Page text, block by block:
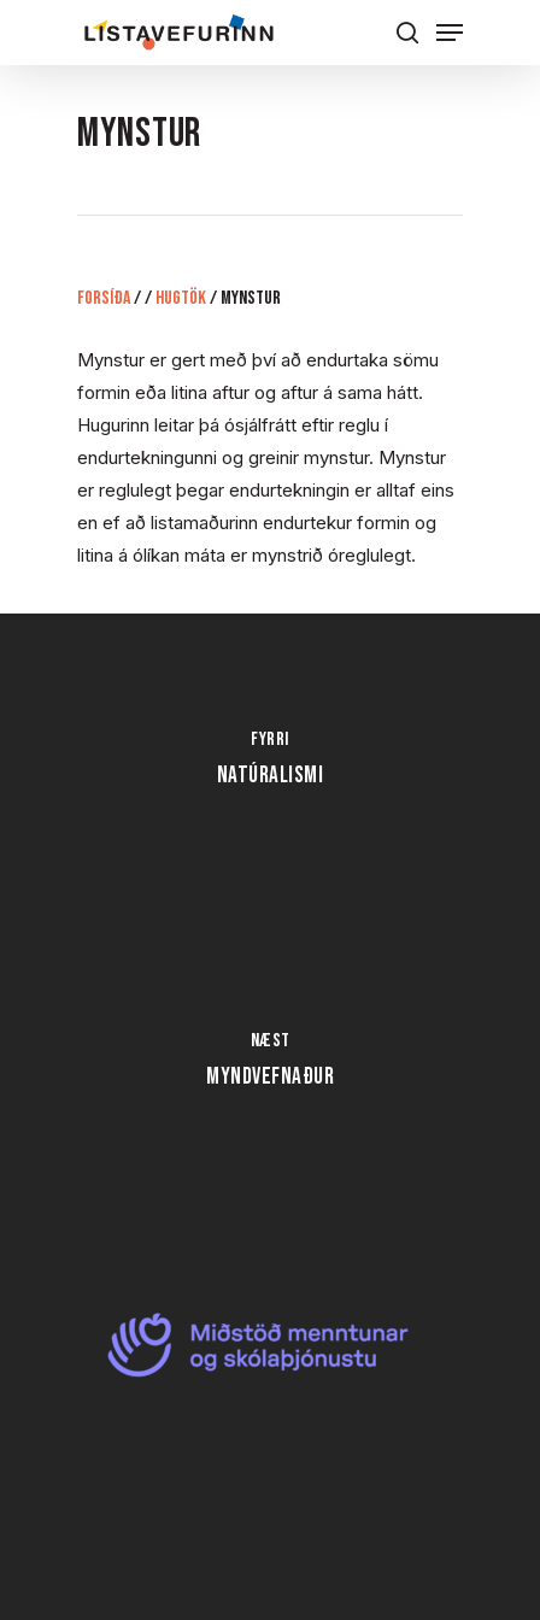
Menu
MYNSTUR
Forsíða// Hugtök/ MYNSTUR
Mynstur er gert með því að endurtaka sömu
formin eða litina aftur og aftur á sama hátt.
Hugurinn leitar þá ósjálfrátt eftir reglu í
endurtekningunni og greinir mynstur. Mynstur
er reglulegt þegar endurtekningin er alltaf eins
en ef að listamaðurinn endurtekur formin og
litina á ólíkan máta er mynstrið óreglulegt.
Fyrri
NATÚRALISMI
Næst
MYNDVEFNAÐUR